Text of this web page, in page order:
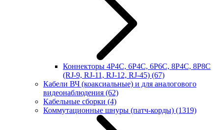
Коннекторы 4P4C, 6P4C, 6P6C, 8P4C, 8P8C
(RJ-9, RJ-11, RJ-12, RJ-45) (67)
Кабели ВЧ (коаксиальные) и для аналогового
видеонаблюдения (62)
Кабельные сборки (4)
Коммутационные шнуры (патч-корды) (1319)